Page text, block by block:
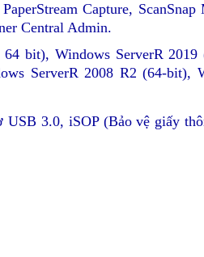
Capture, ScanSnap
Central Admin.
bit), Windows ServerR 2019
ServerR 2008 R2 (64-bit),
3.0, iSOP (Bảo vệ giấy